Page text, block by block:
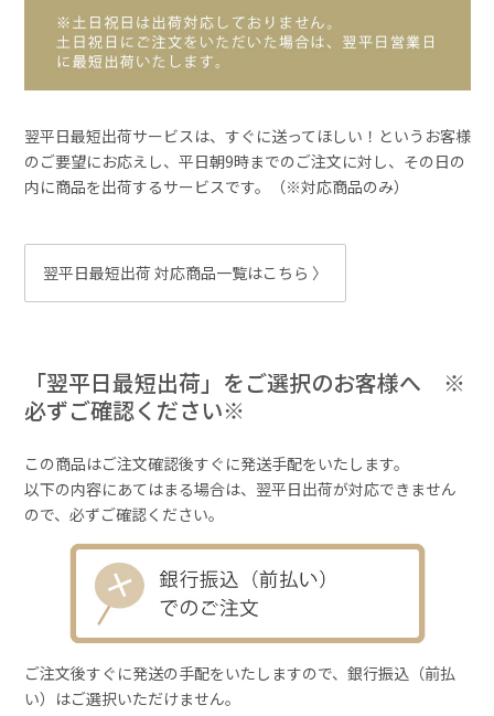
翌平日最短出荷サービスは、すぐに送ってほしい！というお客様
のご要望にお応えし、平日朝9時までのご注文に対し、その日の
内に商品を出荷するサービスです。（※対応商品のみ）
翌平日最短出荷 対応商品一覧はこちら 〉
「翌平日最短出荷」をご選択のお客様へ ※
必ずご確認ください※
この商品はご注文確認後すぐに発送手配をいたします。
以下の内容にあてはまる場合は、翌平日出荷が対応できません
ので、必ずご確認ください。
ご注文後すぐに発送の手配をいたしますので、銀行振込（前払
い）はご選択いただけません。